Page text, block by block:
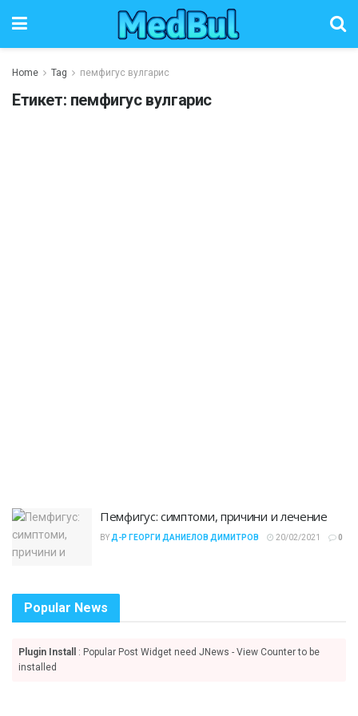
Home Tag пемфигус вулгарис
Етикет: пемфигус вулгарис
Пемфигус: симптоми, причини и лечение
BY Д-Р ГЕОРГИ ДАНИЕЛОВ ДИМИТРОВ 20/02/2021 0
Popular News
Plugin Install
: Popular Post Widget need JNews - View Counter to be
installed